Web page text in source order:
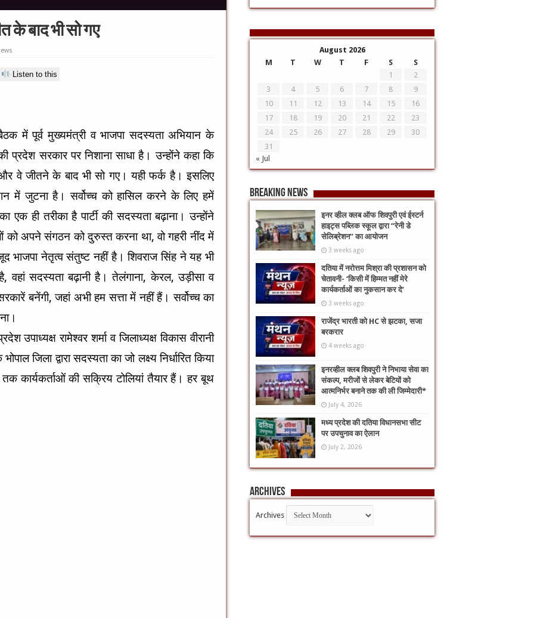
के बाद भी सो गए
Listen to this
में पूर्व मुख्यमंत्री व भाजपा सदस्यता अभियान के
प्रदेश सरकार पर निशाना साधा है। उन्होंने कहा कि
वे जीतने के बाद भी सो गए। यही फर्क है। इसलिए
में जुटना है। सर्वोच्च को हासिल करने के लिए हमें
ही तरीका है पार्टी की सदस्यता बढ़ाना। उन्होंने
को अपने संगठन को दुरुस्त करना था, वो गहरी नींद में
भाजपा नेतृत्व संतुष्ट नहीं है। शिवराज सिंह ने यह भी
वहां सदस्यता बढ़ानी है। तेलंगाना, केरल, उड़ीसा व
बनेंगी, जहां अभी हम सत्ता में नहीं हैं। सर्वोच्च का
उपाध्यक्ष रामेश्वर शर्मा व जिलाध्यक्ष विकास वीरानी
जिला द्वारा सदस्यता का जो लक्ष्य निर्धारित किया
कार्यकर्ताओं की सक्रिय टोलियां तैयार हैं। हर बूथ
August 2026
M
T W T F S
S
1
2
3
4 5 6 7 8
9
10
11 12 13 14 15
16
17
18 19 20 21 22
23
24
25 26 27 28 29
30
31
« Jul
Breaking News
इनर व्हील क्लब ऑफ शिवपुरी एवं ईस्टर्न
हाइट्स पब्लिक स्कूल द्वारा “रेनी डे
सेलिब्रेशन” का आयोजन
3 weeks ago
दतिया में नरोत्तम मिश्रा की प्रशासन को
चेतावनी- ‘किसी में हिम्मत नहीं मेरे
कार्यकर्ताओं का नुकसान कर दे’
3 weeks ago
राजेंद्र भारती को HC से झटका, सजा
बरकरार
4 weeks ago
इनरव्हील क्लब शिवपुरी ने निभाया सेवा का
संकल्प, मरीजों से लेकर बेटियों को
आत्मनिर्भर बनाने तक की ली जिम्मेदारी*
July 4, 2026
मध्य प्रदेश की दतिया विधानसभा सीट
पर उपचुनाव का ऐलान
July 2, 2026
Archives
Archives